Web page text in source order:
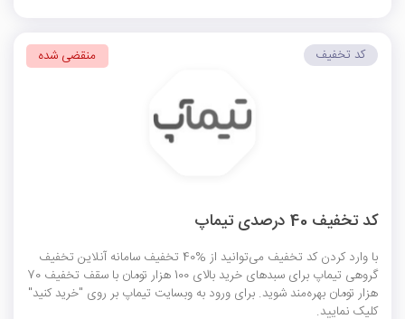
کد تخفیف 40 درصدی تیماپ
با وارد کردن کد تخفیف می‌توانید از %40 تخفیف سامانه آنلاین تخفیف
گروهی تیماپ برای سبدهای خرید بالای 100 هزار تومان با سقف تخفیف 70
هزار تومان بهره‌مند شوید. برای ورود به وبسایت تیماپ بر روی "خرید کنید"
کلیک نمایید.
کد تخفیف منقضی شده